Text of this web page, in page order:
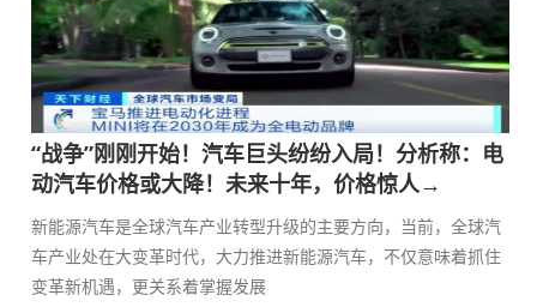
“战争”刚刚开始！汽车巨头纷纷入局！分析称：电
动汽车价格或大降！未来十年，价格惊人→
新能源汽车是全球汽车产业转型升级的主要方向，当前，全球汽
车产业处在大变革时代，大力推进新能源汽车，不仅意味着抓住
变革新机遇，更关系着掌握发展